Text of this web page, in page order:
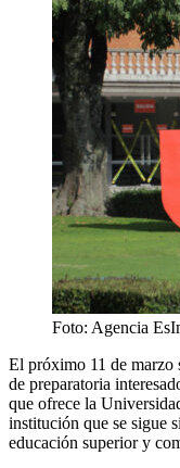
Foto: Agencia
El próximo 11 de marzo
de preparatoria
que ofrece la
institución que se sigue
educación superior y